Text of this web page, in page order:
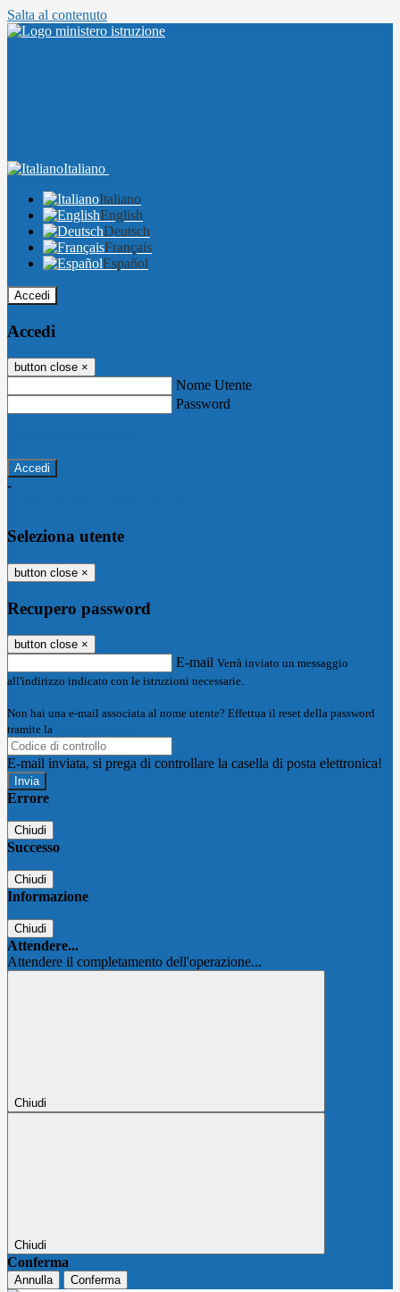
Salta al contenuto
Italiano
Italiano
English
Deutsch
Français
Español
Accedi
Accedi
button close ×
Nome Utente
Password
-
Seleziona utente
button close ×
Recupero password
button close ×
E-mail Verrà inviato un messaggio
all'indirizzo indicato con le istruzioni necessarie.
Non hai una e-mail associata al nome utente? Effettua il reset della password
tramite la
E-mail inviata, si prega di controllare la casella di posta elettronica!
Errore
Chiudi
Successo
Chiudi
Informazione
Chiudi
Attendere...
Attendere il completamento dell'operazione...
Chiudi
Chiudi
Conferma
Annulla Conferma